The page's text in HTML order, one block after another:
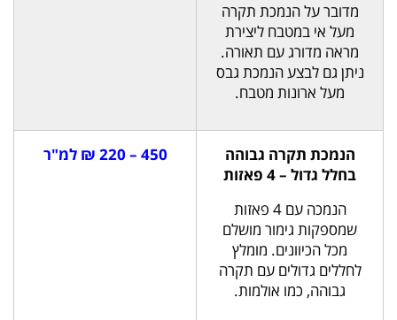
מדובר על הנמכת תקרה
מעל אי במטבח ליצירת
מראה מדורג עם תאורה.
ניתן גם לבצע הנמכת גבס
מעל ארונות מטבח.
הנמכת תקרה גבוהה
בחלל גדול – 4 פאזות
הנמכה עם 4 פאזות
שמספקות גימור מושלם
מכל הכיוונים. מומלץ
לחללים גדולים עם תקרה
גבוהה, כמו אולמות.
450 – 220 ₪ למ"ר